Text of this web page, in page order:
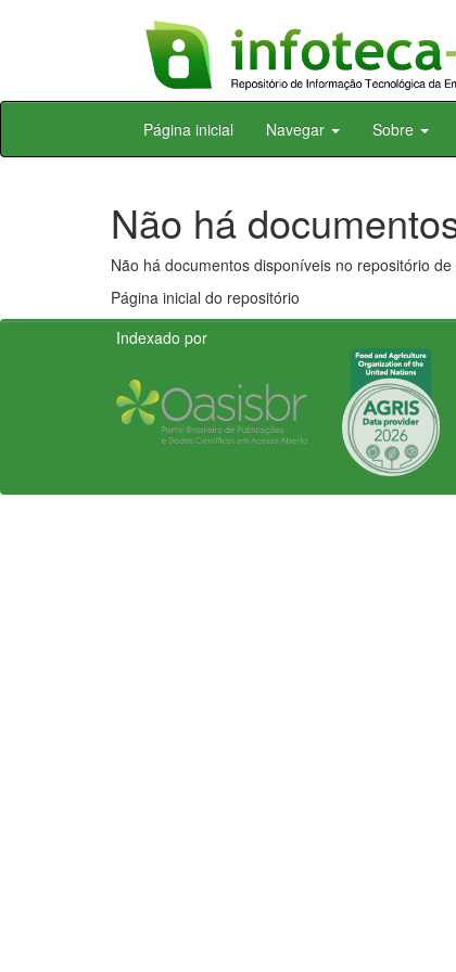
Skip
Página inicial Navegar Sobre
Não há
Não há documentos disponíveis no repositório
Página inicial do repositório
Indexado por